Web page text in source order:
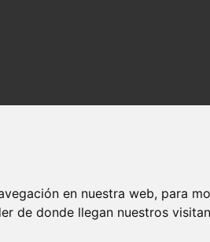
en nuestra web, para
de donde llegan nuestros